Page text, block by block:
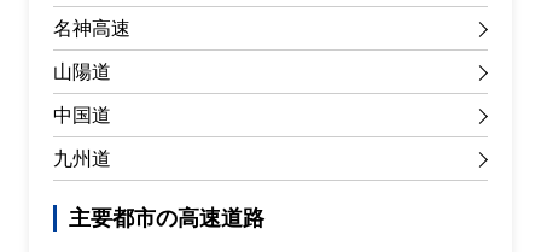
名神高速
山陽道
中国道
九州道
主要都市の高速道路